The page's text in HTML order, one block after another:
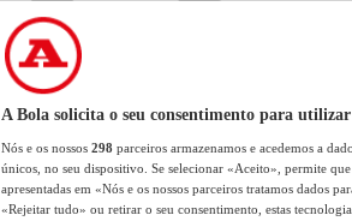
A Bola solicita o seu consentimento para utilizar
Nós e os nossos 298 parceiros armazenamos e acedemos a
únicos, no seu dispositivo. Se selecionar «Aceito», permite
apresentadas em «Nós e os nossos parceiros tratamos dados
«Rejeitar tudo» ou retirar o seu consentimento, estas